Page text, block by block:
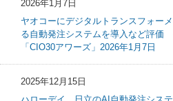
2026年1月7日
ヤオコーにデジタルトランスフォー
る自動発注システムを導入など評価
「CIO30アワーズ」2026年1月7日
2025年12月15日